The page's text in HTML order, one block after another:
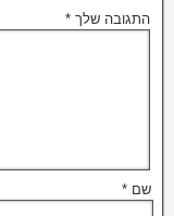
התגובה שלך *
שם *